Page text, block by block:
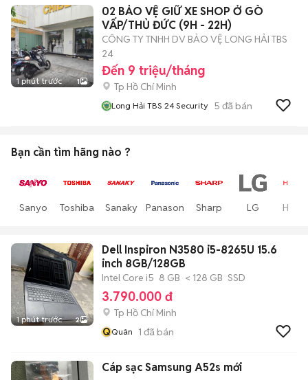
1 phút trước 1
02 BẢO VỆ GIỮ XE SHOP Ở GÒ
VẤP/THỦ ĐỨC (9H - 22H)
CÔNG TY TNHH DV BẢO VỆ LONG HẢI TBS
24
Đến 9 triệu/tháng
Tp Hồ Chí Minh
Long Hải TBS 24 Security 5 đã bán
Bạn cần tìm hãng nào ?
Sanyo Toshiba Sanaky Panasonic Sharp LG
1 phút trước 2
Dell Inspiron N3580 i5-8265U 15.6
inch 8GB/128GB
Intel Core i5 8 GB < 128 GB SSD
3.790.000 đ
Tp Hồ Chí Minh
QQuân 1 đã bán
Cáp sạc Samsung A52s mới